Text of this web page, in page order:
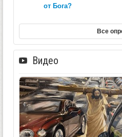
от Бога?
Все
Видео